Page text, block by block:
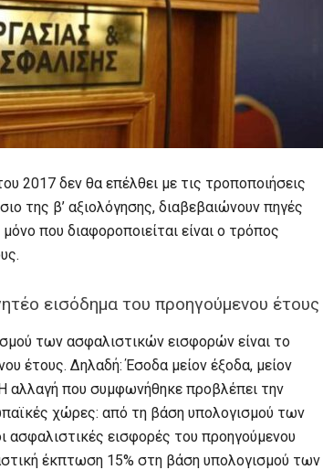
2017 δεν θα επέλθει με τις τροποποιήσεις
της β’ αξιολόγησης, διαβεβαιώνουν πηγές
που διαφοροποιείται είναι ο τρόπος
εισόδημα του προηγούμενου έτους
των ασφαλιστικών εισφορών είναι το
έτους. Δηλαδή: Έσοδα μείον έξοδα, μείον
αλλαγή που συμφωνήθηκε προβλέπει την
χώρες: από τη βάση υπολογισμού των
εισφορές του προηγούμενου
έκπτωση 15% στη βάση υπολογισμού των